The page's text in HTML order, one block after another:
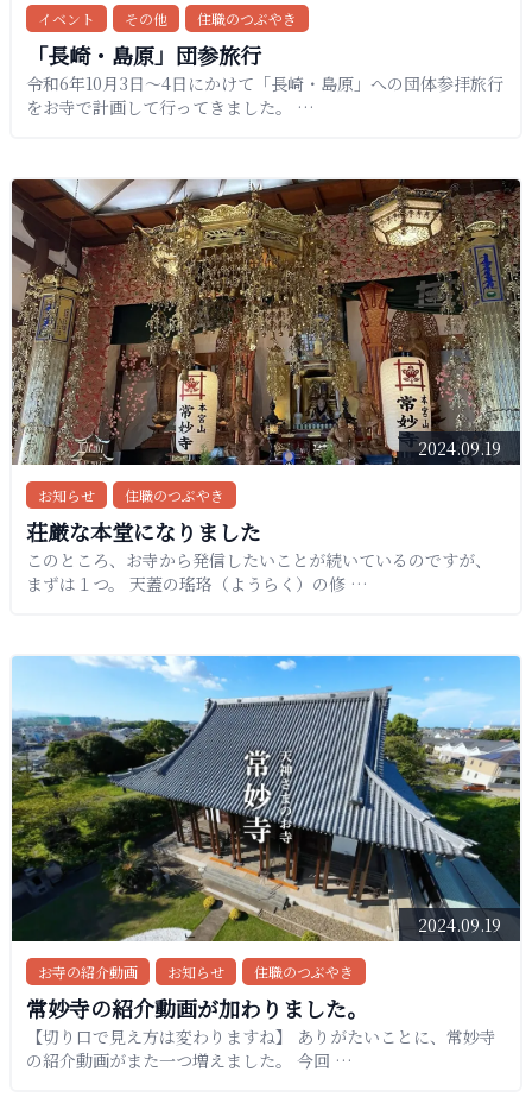
イベント その他 住職のつぶやき
「長崎・島原」団参旅行
令和6年10月3日〜4日にかけて「長崎・島原」への団体参拝旅行
をお寺で計画して行ってきました。 …
2024.09.19
お知らせ 住職のつぶやき
荘厳な本堂になりました
このところ、お寺から発信したいことが続いているのですが、
まずは１つ。 天蓋の瑤珞（ようらく）の修 …
2024.09.19
お寺の紹介動画 お知らせ 住職のつぶやき
常妙寺の紹介動画が加わりました。
【切り口で見え方は変わりますね】 ありがたいことに、常妙寺
の紹介動画がまた一つ増えました。 今回 …